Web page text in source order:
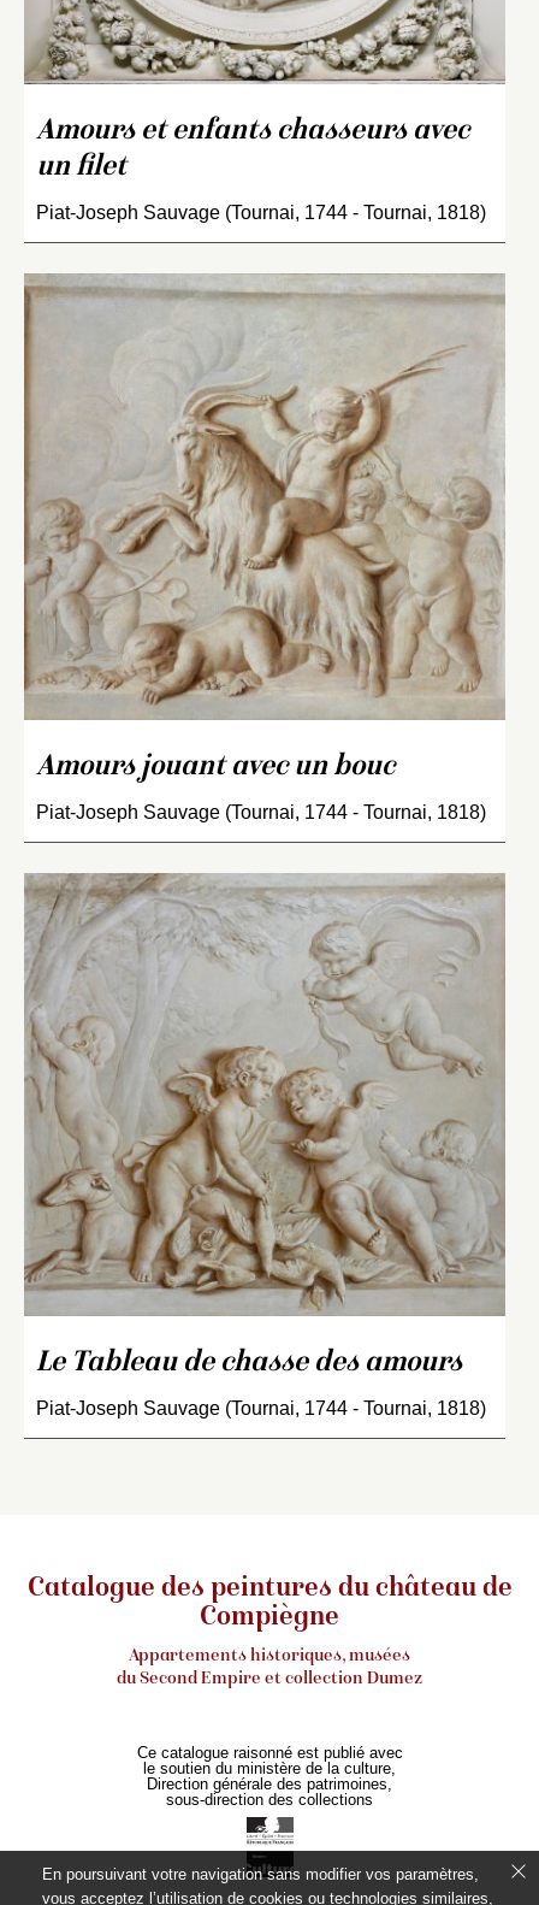
Amours et enfants chasseurs avec
un filet
Piat-Joseph Sauvage (Tournai, 1744 - Tournai, 1818)
Amours jouant avec un bouc
Piat-Joseph Sauvage (Tournai, 1744 - Tournai, 1818)
Le Tableau de chasse des amours
Piat-Joseph Sauvage (Tournai, 1744 - Tournai, 1818)
Catalogue des peintures du château de
Compiègne
Appartements historiques, musées
du Second Empire et collection Dumez
Ce catalogue raisonné est publié avec
le soutien du ministère de la culture,
Direction générale des patrimoines,
sous-direction des collections
En poursuivant votre navigation sans modifier vos paramètres,
vous acceptez l’utilisation de cookies ou technologies similaires,